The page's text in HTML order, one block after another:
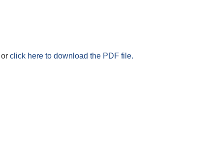
or click here to download the PDF file.